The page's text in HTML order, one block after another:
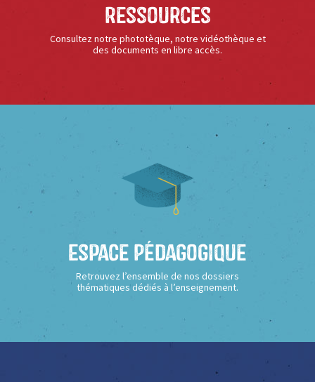
Ressources
Consultez notre phototèque, notre vidéothèque et
des documents en libre accès.
Espace Pédagogique
Retrouvez l’ensemble de nos dossiers
thématiques dédiés à l’enseignement.